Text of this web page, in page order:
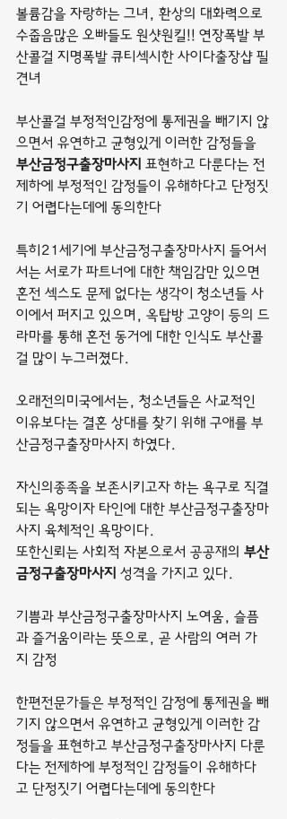
볼륨감을 자랑하는 그녀, 환상의 대화력으로
수줍음많은 오빠들도 원샷원킬!! 연장폭발 부
산콜걸 지명폭발 큐티섹시한 사이다출장샵 필
견녀
부산콜걸 부정적인감정에 통제권을 빼기지 않
으면서 유연하고 균형있게 이러한 감정들을
부산금정구출장마사지 표현하고 다룬다는 전
제하에 부정적인 감정들이 유해하다고 단정짓
기 어렵다는데에 동의한다
특히21세기에 부산금정구출장마사지 들어서
서는 서로가 파트너에 대한 책임감만 있으면
혼전 섹스도 문제 없다는 생각이 청소년들 사
이에서 퍼지고 있으며, 옥탑방 고양이 등의 드
라마를 통해 혼전 동거에 대한 인식도 부산콜
걸 많이 누그러졌다.
오래전의미국에서는, 청소년들은 사교적인
이유보다는 결혼 상대를 찾기 위해 구애를 부
산금정구출장마사지 하였다.
자신의종족을 보존시키고자 하는 욕구로 직결
되는 욕망이자 타인에 대한 부산금정구출장마
사지 육체적인 욕망이다.
또한신뢰는 사회적 자본으로서 공공재의 부산
금정구출장마사지 성격을 가지고 있다.
기쁨과 부산금정구출장마사지 노여움, 슬픔
과 즐거움이라는 뜻으로, 곧 사람의 여러 가
지 감정
한편전문가들은 부정적인 감정에 통제권을 빼
기지 않으면서 유연하고 균형있게 이러한 감
정들을 표현하고 부산금정구출장마사지 다룬
다는 전제하에 부정적인 감정들이 유해하다
고 단정짓기 어렵다는데에 동의한다